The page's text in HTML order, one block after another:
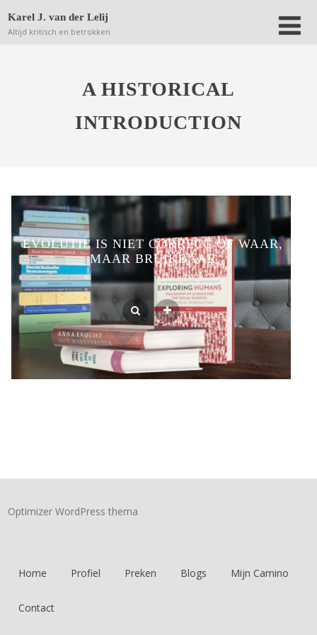
Karel J. van der Lelij
Altijd kritisch en betrokken
A HISTORICAL
INTRODUCTION
EVOLUTIE IS NIET CORRECT OF WAAR,
MAAR BRUIKBAAR
Optimizer WordPress thema
Home Profiel Preken Blogs Mijn Camino
Contact
jouw computer om achteraf anonieme bezoekersaantallen
terug te kunnen vinden.